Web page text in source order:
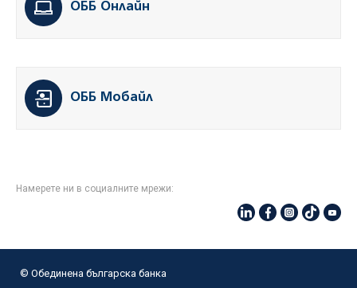
ОББ Онлайн
ОББ Мобайл
Намерете ни в социалните мрежи:
© Oбединена българска банка